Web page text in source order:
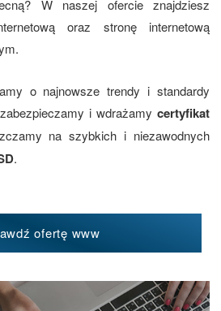
W naszej ofercie znajdziesz
oraz stronę internetową
o najnowsze trendy i standardy
i wdrażamy certyfikat
na szybkich i niezawodnych
.
ofertę www